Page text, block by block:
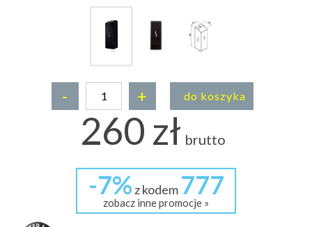
- + do koszyka
260 zł brutto
-7% z kodem 777
zobacz inne promocje »